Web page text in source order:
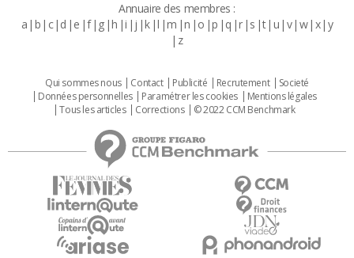
Annuaire des membres :
a b c d e f g h i j k l m n o p q r s t u v w x y
z
Qui sommes nous Contact Publicité Recrutement
Societé
Données personnelles
Paramétrer les cookies
Mentions légales
Tous les articles
Corrections © 2022 CCM Benchmark